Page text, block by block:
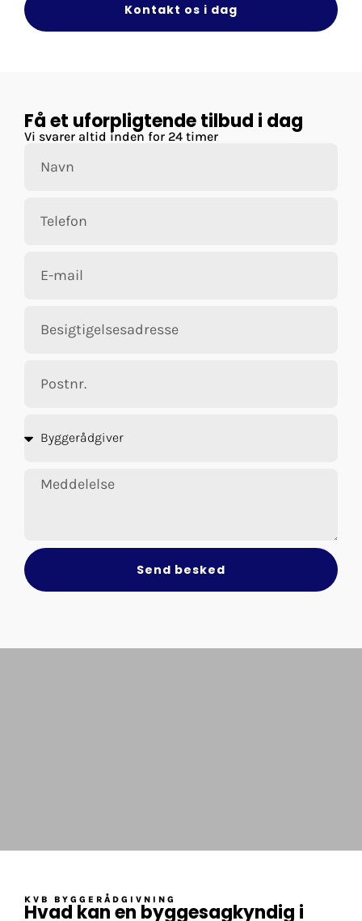
Kontakt os i dag
Få et uforpligtende tilbud i dag
Vi svarer altid inden for 24 timer
Send besked
KVB BYGGERÅDGIVNING
Hvad kan en byggesagkyndig i